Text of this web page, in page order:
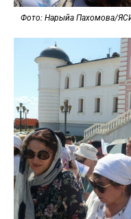
Фото: Нарыйа Пахомова/